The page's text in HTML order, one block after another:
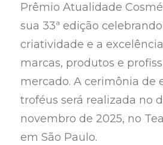
Prêmio Atualidade
sua 33ª edição
criatividade e a
marcas, produtos e
mercado. A cerimônia de
troféus será realizada no
novembro de 2025, no
em São Paulo.